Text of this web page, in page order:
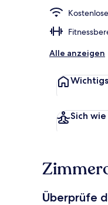
Alle anzeigen
Sich
Überprüfe